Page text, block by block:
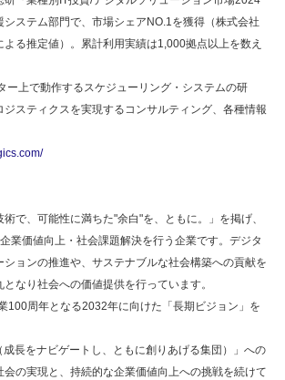
ステム部門で、市場シェアNO.1を獲得（株式会社
る推定値）。累計利用実績は1,000拠点以上を数え
ー上で動作するスケジューリング・システムの研
ジスティクスを実現するコンサルティング、各種情報
で、可能性に満ちた"余白"を、ともに。」を掲げ、
業価値向上・社会課題解決を行う企業です。デジタ
ションの推進や、サステナブルな社会構築への貢献を
なり社会への価値提供を行っています。
100周年となる2032年に向けた「長期ビジョン」を
成長をナビゲートし、ともに創りあげる集団）」への
の実現と、持続的な企業価値向上への挑戦を続けて